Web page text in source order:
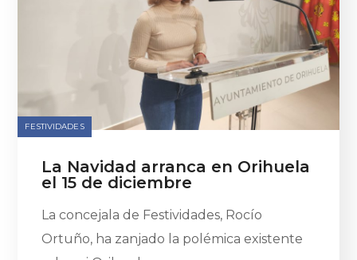
FESTIVIDADES
La Navidad arranca en Orihuela
el 15 de diciembre
La concejala de Festividades, Rocío
Ortuño, ha zanjado la polémica existente